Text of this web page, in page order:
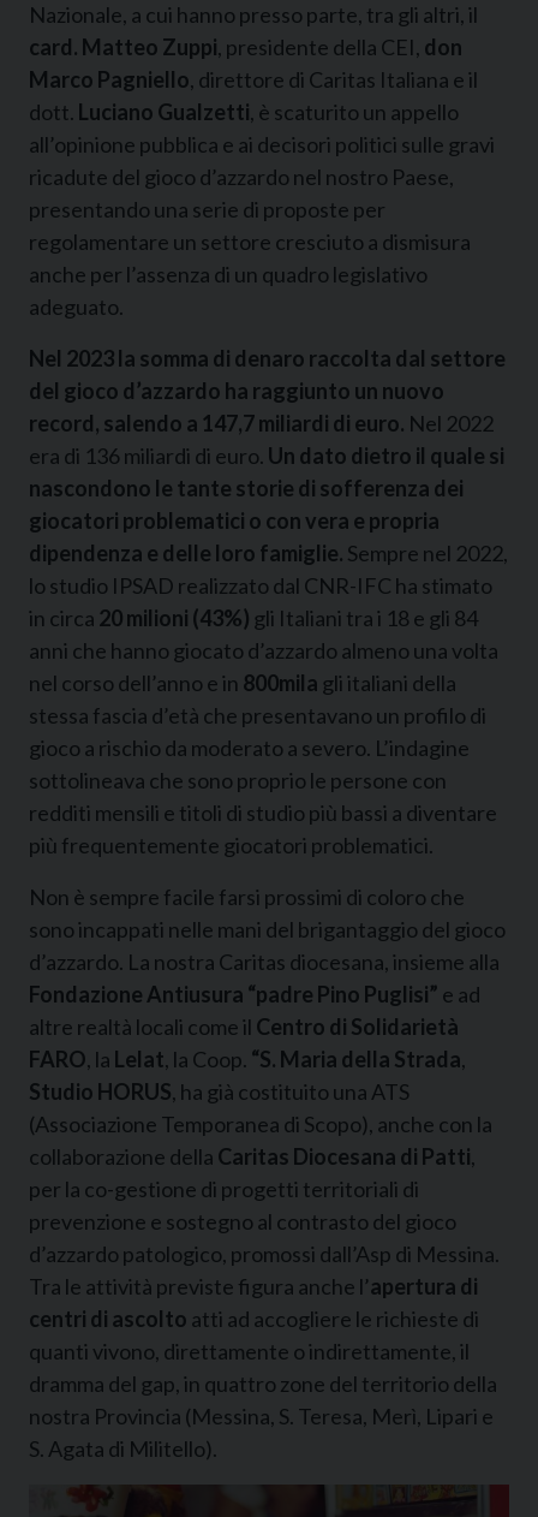
Nazionale, a cui hanno presso parte, tra gli altri, il
card. Matteo Zuppi, presidente della CEI, don
Marco Pagniello, direttore di Caritas Italiana e il
dott. Luciano Gualzetti, è scaturito un appello
all’opinione pubblica e ai decisori politici sulle gravi
ricadute del gioco d’azzardo nel nostro Paese,
presentando una serie di proposte per
regolamentare un settore cresciuto a dismisura
anche per l’assenza di un quadro legislativo
adeguato.
Nel 2023 la somma di denaro raccolta dal settore
del gioco d’azzardo ha raggiunto un nuovo
record, salendo a 147,7 miliardi di euro. Nel 2022
era di 136 miliardi di euro. Un dato dietro il quale si
nascondono le tante storie di sofferenza dei
giocatori problematici o con vera e propria
dipendenza e delle loro famiglie. Sempre nel 2022,
lo studio IPSAD realizzato dal CNR-IFC ha stimato
in circa 20 milioni (43%) gli Italiani tra i 18 e gli 84
anni che hanno giocato d’azzardo almeno una volta
nel corso dell’anno e in 800mila gli italiani della
stessa fascia d’età che presentavano un profilo di
gioco a rischio da moderato a severo. L’indagine
sottolineava che sono proprio le persone con
redditi mensili e titoli di studio più bassi a diventare
più frequentemente giocatori problematici.
Non è sempre facile farsi prossimi di coloro che
sono incappati nelle mani del brigantaggio del gioco
d’azzardo. La nostra Caritas diocesana, insieme alla
Fondazione Antiusura “padre Pino Puglisi” e ad
altre realtà locali come il Centro di Solidarietà
FARO, la Lelat, la Coop. “S. Maria della Strada,
Studio HORUS, ha già costituito una ATS
(Associazione Temporanea di Scopo), anche con la
collaborazione della Caritas Diocesana di Patti,
per la co-gestione di progetti territoriali di
prevenzione e sostegno al contrasto del gioco
d’azzardo patologico, promossi dall’Asp di Messina.
Tra le attività previste figura anche l’apertura di
centri di ascolto atti ad accogliere le richieste di
quanti vivono, direttamente o indirettamente, il
dramma del gap, in quattro zone del territorio della
nostra Provincia (Messina, S. Teresa, Merì, Lipari e
S. Agata di Militello).